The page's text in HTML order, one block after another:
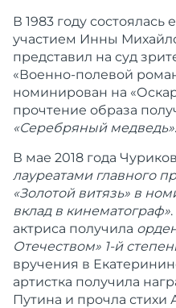
В 1983 году
участием Инны
представил на суд
«Военно-полевой
номинирован на
прочтение образа
«Серебряный медведь».
В мае 2018 года
лауреатами главного
«Золотой витязь» в
вклад в кинематограф»
актриса получила
Отечеством» 1-й
вручения в
артистка получила
Путина и прочла стихи